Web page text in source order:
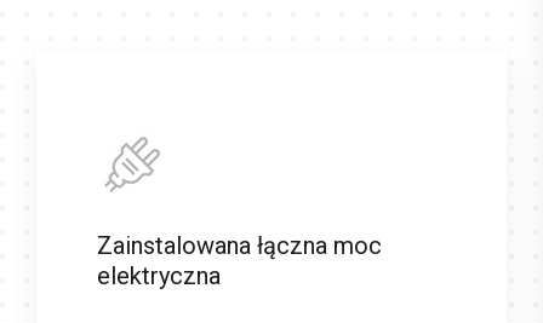
Zainstalowana łączna moc
elektryczna